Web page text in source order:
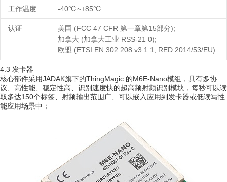
工作温度 -40℃~+85℃
认证 美国 (FCC 47 CFR 第一章第15部分);
加拿大 (加拿大工业 RSS-21 0);
欧盟 (ETSI EN 302 208 v3.1.1, RED 2014/53/EU)
4.3 发卡器
核心部件采用JADAK旗下的ThingMagic 的M6E-Nano模组 ， 具有多协
议
高性能 稳定性高 识别速度快的超高频射频识别模块 ， 每秒可以读
取多达150个标签 射频输出范围广
可以嵌入应用到发卡器或低读写性
能应用场景中 ；